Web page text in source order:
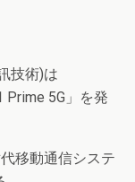
技術)は
Prime 5G」を発
移動通信システ